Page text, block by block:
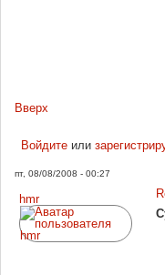
Вверх
Войдитеили
пт, 08/08/2008 - 00:27
hmr